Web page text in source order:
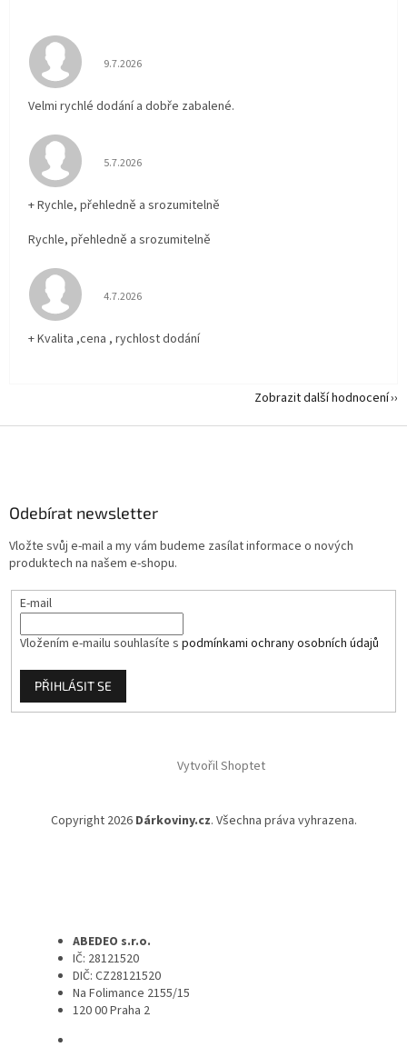
Hodnocení obchodu je 5 z 5 hvězdiček.
9.7.2026
Velmi rychlé dodání a dobře zabalené.
Hodnocení obchodu je 5 z 5 hvězdiček.
5.7.2026
+ Rychle, přehledně a srozumitelně
Rychle, přehledně a srozumitelně
Hodnocení obchodu je 5 z 5 hvězdiček.
4.7.2026
+ Kvalita ,cena , rychlost dodání
Zobrazit další hodnocení
Odebírat newsletter
Vložte svůj e-mail a my vám budeme zasílat informace o nových
produktech na našem e-shopu.
E-mail
Vložením e-mailu souhlasíte s podmínkami ochrany osobních údajů
PŘIHLÁSIT SE
Vytvořil Shoptet
Copyright 2026 Dárkoviny.cz. Všechna práva vyhrazena.
ABEDEO s.r.o.
IČ: 28121520
DIČ: CZ28121520
Na Folimance 2155/15
120 00 Praha 2